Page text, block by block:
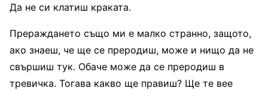
Да не си клатиш краката.
Прераждането също ми е малко странно, защото,
ако знаеш, че ще се преродиш, може и нищо да не
свършиш тук. Обаче може да се преродиш в
тревичка. Тогава какво ще правиш? Ще те вее